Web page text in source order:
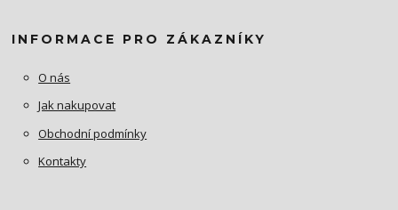
INFORMACE PRO ZÁKAZNÍKY
O nás
Jak nakupovat
Obchodní podmínky
Kontakty